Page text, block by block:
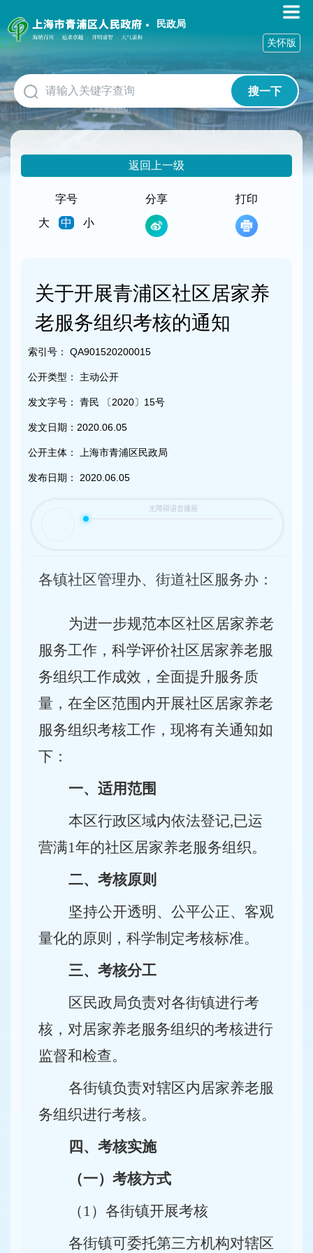
障
碍
作
说
明
跳
到
网
民政局
搜一下
关怀版
返回上一级
字号
大
中 小
分享 打印
关于开展青浦区社区居家养
老服务组织考核的通知
索引号： QA901520200015
公开类型： 主动公开
发文字号： 青民 〔2020〕15号
发文日期： 2020.06.05
公开主体： 上海市青浦区民政局
发布日期： 2020.06.05
各镇社区管理办、街道社区服务办：
为进一步规范本区社区居家养老
服务工作，科学评价社区居家养老服
务组织工作成效，全面提升服务质
量，在全区范围内开展社区居家养老
服务组织考核工作，现将有关通知如
下：
一、适用范围
本区行政区域内依法登记,已运
营满1年的社区居家养老服务组织。
二、考核原则
坚持公开透明、公平公正、客观
量化的原则，科学制定考核标准。
三、考核分工
区民政局负责对各街镇进行考
核，对居家养老服务组织的考核进行
监督和检查。
各街镇负责对辖区内居家养老服
务组织进行考核。
四、考核实施
（一）考核方式
（1）各街镇开展考核
各街镇可委托第三方机构对辖区